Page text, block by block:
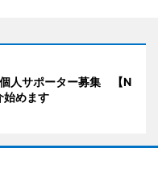
人サポーター募集 【N
始めます